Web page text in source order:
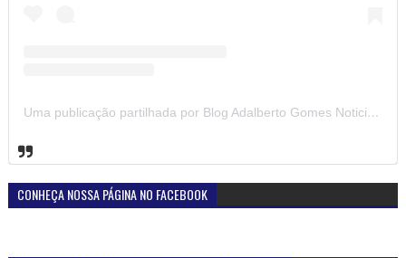
Uma publicação partilhada por Blog Adalberto Gomes Noticias (@blogadalbertogomesnoticiass)
CONHEÇA NOSSA PÁGINA NO FACEBOOK